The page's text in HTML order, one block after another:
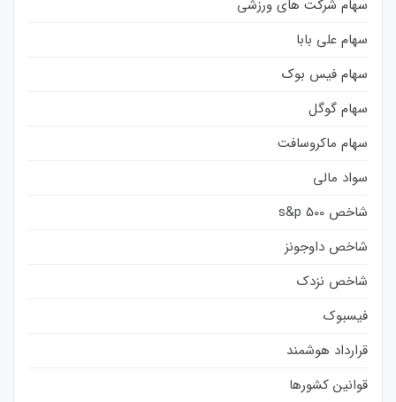
سهام شرکت های ورزشی
سهام علی بابا
سهام فیس بوک
سهام گوگل
سهام ماکروسافت
سواد مالی
شاخص s&p 500
شاخص داوجونز
شاخص نزدک
فیسبوک
قرارداد هوشمند
قوانین کشورها